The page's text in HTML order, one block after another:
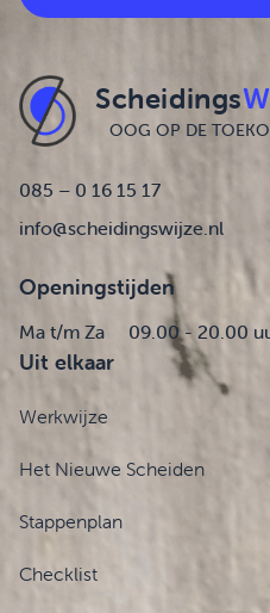
Scheidings
OOG OP DE
085 – 0 16 15 17
info@scheidingswijze.nl
Openingstijden
Ma t/m Za 09.00 - 20.00
Uit elkaar
Werkwijze
Het Nieuwe Scheiden
Stappenplan
Checklist